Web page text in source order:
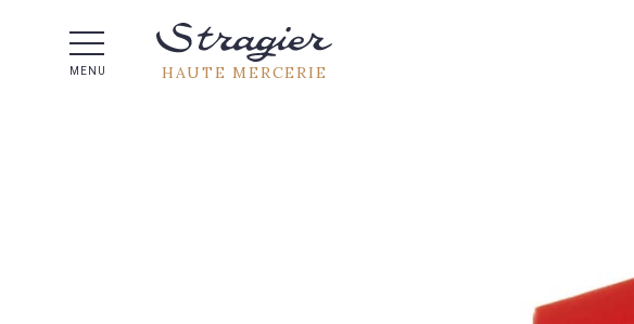
MENU HAUTE MERCERIE